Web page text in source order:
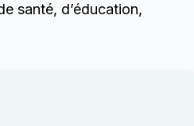
santé, d’éducation,